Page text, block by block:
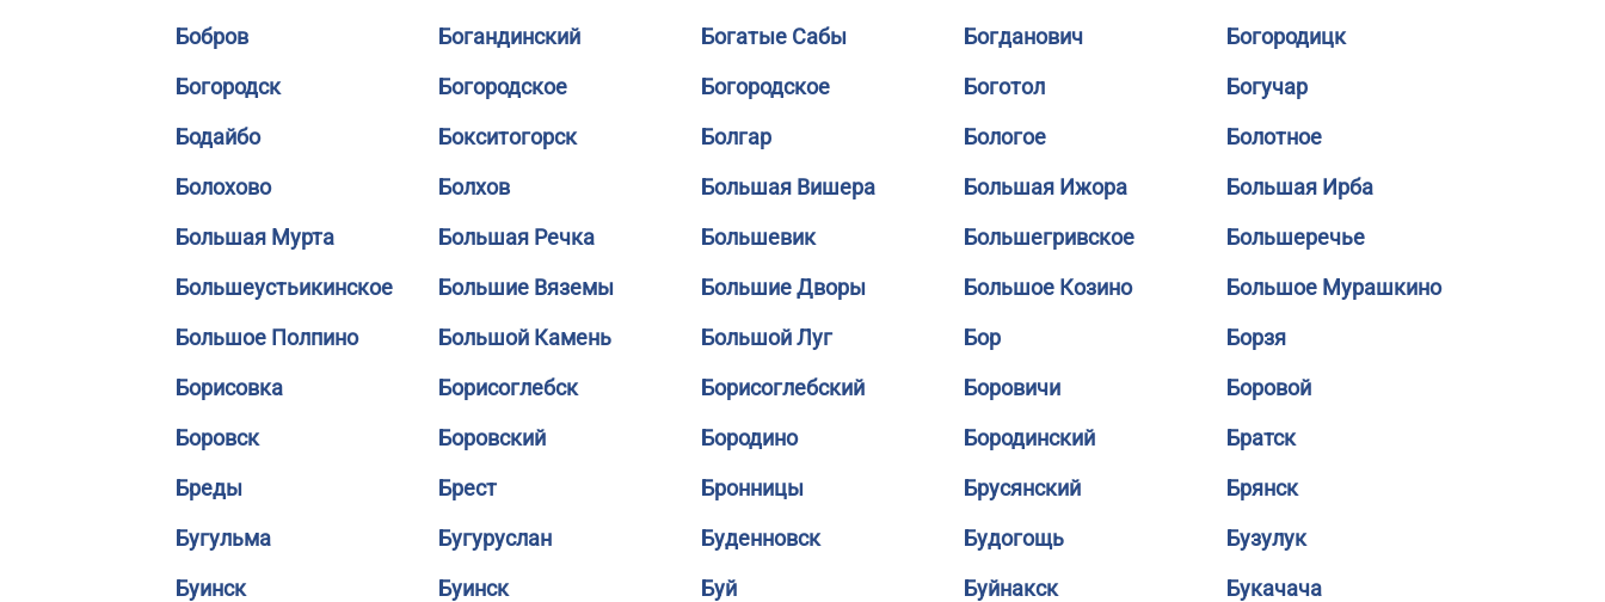
Бобров
Богандинский Богатые Сабы Богданович
Богородицк
Богородск
Богородское Богородское Боготол
Богучар
Бодайбо
Бокситогорск Болгар Бологое
Болотное
Болохово
Болхов Большая Вишера Большая Ижора
Большая Ирба
Большая Мурта
Большая Речка Большевик Большегривское
Большеречье
Большеустьикинское
Большие Вяземы Большие Дворы Большое Козино
Большое Мурашкино
Большое Полпино
Большой Камень Большой Луг Бор
Борзя
Борисовка
Борисоглебск Борисоглебский Боровичи
Боровой
Боровск
Боровский Бородино Бородинский
Братск
Бреды
Брест Бронницы Брусянский
Брянск
Бугульма
Бугуруслан Буденновск Будогощь
Бузулук
Буинск
Буинск Буй Буйнакск Букачача